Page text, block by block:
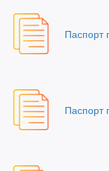
Паспорт
Паспорт